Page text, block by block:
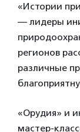
«Истории
— лидеры
регионов
различные
«Орудия» и
мастер-